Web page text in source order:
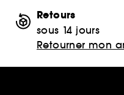
Retours
sous 14 jours
Retourner mon